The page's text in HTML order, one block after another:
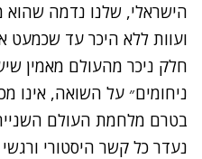
הישראלי, שלנו נדמה שהוא
ועוות ללא היכר עד שכמעט
חלק ניכר מהעולם מאמין
ניחומים״ על השואה, אינו
בטרם מלחמת העולם
נעדר כל קשר היסטורי